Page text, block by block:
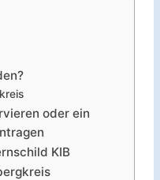
oder ein
KIB